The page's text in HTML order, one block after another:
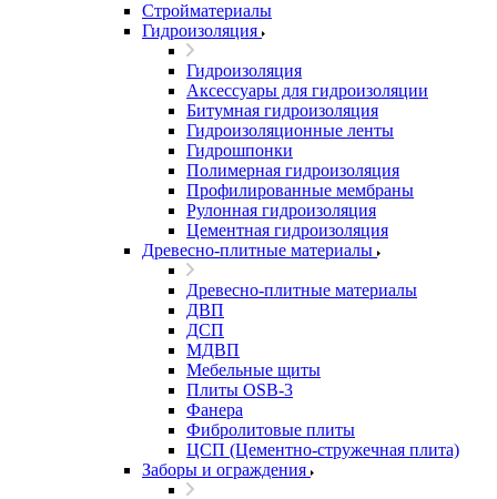
Стройматериалы
Гидроизоляция
Гидроизоляция
Аксессуары для гидроизоляции
Битумная гидроизоляция
Гидроизоляционные ленты
Гидрошпонки
Полимерная гидроизоляция
Профилированные мембраны
Рулонная гидроизоляция
Цементная гидроизоляция
Древесно-плитные материалы
Древесно-плитные материалы
ДВП
ДСП
МДВП
Мебельные щиты
Плиты OSB-3
Фанера
Фибролитовые плиты
ЦСП (Цементно-стружечная плита)
Заборы и ограждения